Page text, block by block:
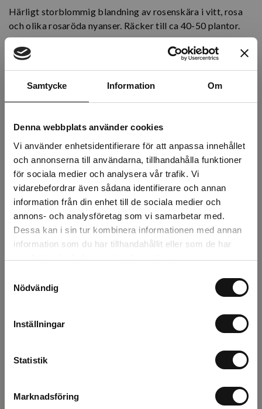
Samtycke Information Om
Denna webbplats använder cookies
Vi använder enhetsidentifierare för att anpassa innehållet
och annonserna till användarna, tillhandahålla funktioner
för sociala medier och analysera vår trafik. Vi
vidarebefordrar även sådana identifierare och annan
information från din enhet till de sociala medier och
annons- och analysföretag som vi samarbetar med.
Dessa kan i sin tur kombinera informationen med annan
information som du har tillhandahållit eller som de har
samlat in när du har använt deras tjänster.
Nödvändig
Inställningar
Statistik
Marknadsföring
Härligt storblommig blandning av rosenskära i vitt, rosa
och olika rosaröda nyanser. Räcker till ca 40-50 plantor.
Artikelnr: N95052
Finns i lager (6 st)
Exkl. moms: 36 kr
Snabba leveranser
Kvalitetsprodukter
Över 30 år i branschen!
Lagerstatus
Årsta 6 st